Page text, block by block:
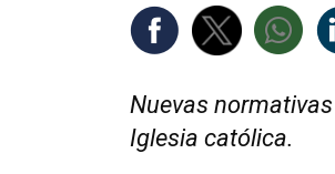
Nuevas
Iglesia católica.